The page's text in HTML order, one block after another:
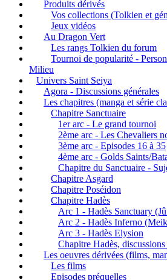
Produits dérivés
Vos collections (Tolkien et
Jeux vidéos
Au Dragon Vert
Les rangs Tolkien du forum
Tournoi de popularité -
Milieu
Univers Saint Seiya
Agora - Discussions générales
Les chapitres (manga et série
Chapitre Sanctuaire
1er arc - Le grand tournoi
2ème arc - Les Chevaliers
3ème arc - Episodes 16 à 35
4ème arc - Golds Saints/
Chapitre du Sanctuaire -
Chapitre Asgard
Chapitre Poséidon
Chapitre Hadès
Arc 1 - Hadès Sanctuary
Arc 2 - Hadès Inferno
Arc 3 - Hadès Elysion
Chapitre Hadès, discussions
Les oeuvres dérivées (films,
Les films
Episodes préquelles